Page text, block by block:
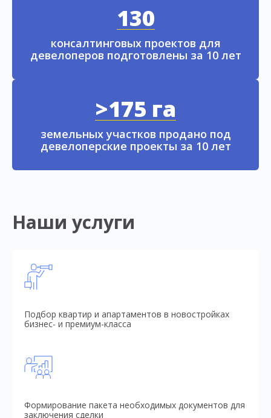
130
консалтинговых проектов для
девелоперов подготовлены за 10 лет
>175 га
земельных участков продано под
девелоперские проекты за 10 лет
Наши услуги
Подбор квартир и апартаментов в новостройках
бизнес- и премиум-класса
Формирование пакета необходимых документов для
заключения сделки